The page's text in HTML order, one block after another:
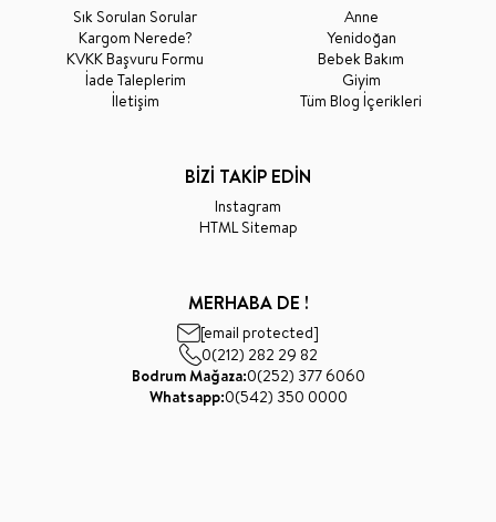
Sık Sorulan Sorular
Kargom Nerede?
KVKK Başvuru Formu
İade Taleplerim
İletişim
Anne
Yenidoğan
Bebek Bakım
Giyim
Tüm Blog İçerikleri
BİZİ TAKİP EDİN
Instagram
HTML Sitemap
MERHABA DE !
[email protected]
0(212) 282 29 82
Bodrum Mağaza:0(252) 377 6060
Whatsapp:0(542) 350 0000